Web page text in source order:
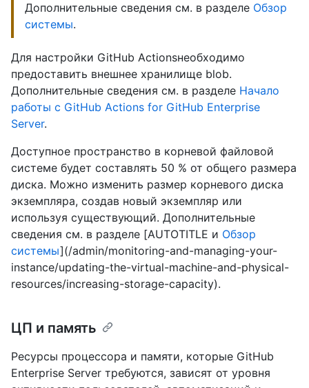
Дополнительные сведения см. в разделе Обзор
системы.
Для настройки GitHub Actionsнеобходимо
предоставить внешнее хранилище blob.
Дополнительные сведения см. в разделе Начало
работы с GitHub Actions for GitHub Enterprise
Server.
Доступное пространство в корневой файловой
системе будет составлять 50 % от общего размера
диска. Можно изменить размер корневого диска
экземпляра, создав новый экземпляр или
используя существующий. Дополнительные
сведения см. в разделе [AUTOTITLE и Обзор
системы](/admin/monitoring-and-managing-your-
instance/updating-the-virtual-machine-and-physical-
resources/increasing-storage-capacity).
ЦП и память
Ресурсы процессора и памяти, которые GitHub
Enterprise Server требуются, зависят от уровня